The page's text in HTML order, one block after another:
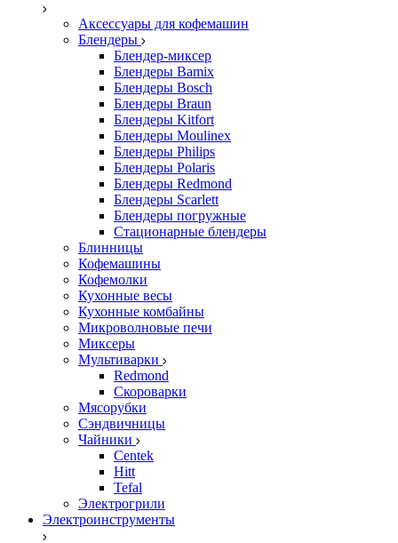
Аксессуары для кофемашин
Блендеры
Блендер-миксер
Блендеры Bamix
Блендеры Bosch
Блендеры Braun
Блендеры Kitfort
Блендеры Moulinex
Блендеры Philips
Блендеры Polaris
Блендеры Redmond
Блендеры Scarlett
Блендеры погружные
Стационарные блендеры
Блинницы
Кофемашины
Кофемолки
Кухонные весы
Кухонные комбайны
Микроволновые печи
Миксеры
Мультиварки
Redmond
Скороварки
Мясорубки
Сэндвичницы
Чайники
Centek
Hitt
Tefal
Электрогрили
Электроинструменты